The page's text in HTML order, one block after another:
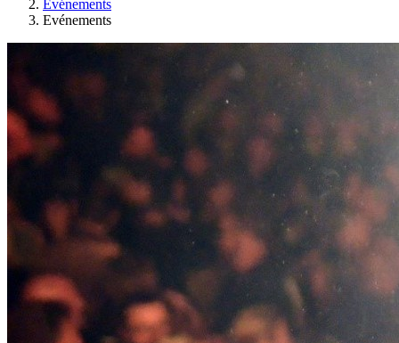
Evénements
Evénements